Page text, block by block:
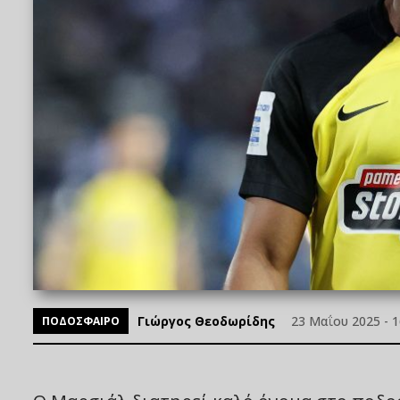
ΠΟΔΟΣΦΑΙΡΟ Γιώργος Θεοδωρίδης 23 Μαΐου 2025 -